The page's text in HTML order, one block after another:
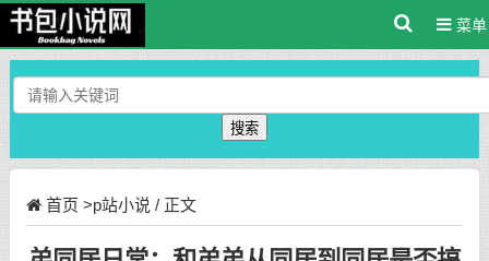
菜单
搜索
首页 >p站小说 / 正文